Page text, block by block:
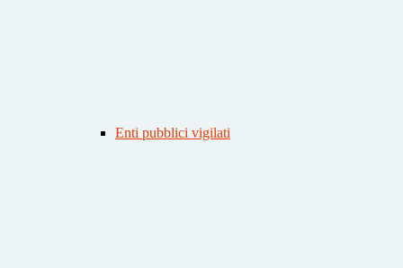
Enti pubblici vigilati